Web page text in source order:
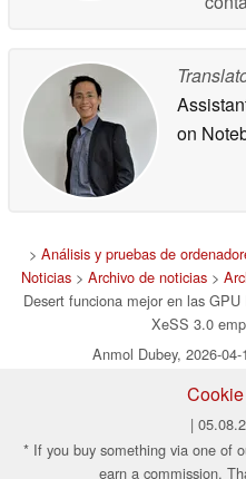
on
> Análisis y pruebas de
Noticias> Archivo de noticias>
Desert funciona mejor en las
XeSS 3.0
Anmol Dubey, 2026-
|
* If you buy something via one of
earn a commission.